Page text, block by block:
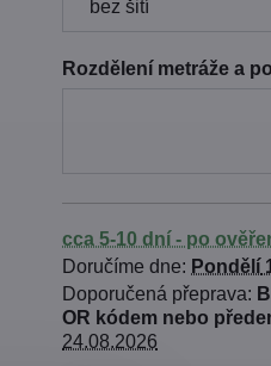
Rozdělení metráže a
cca 5-10 dní - po
Doručíme dne: Pondělí
OR kódem nebo
24.08.2026